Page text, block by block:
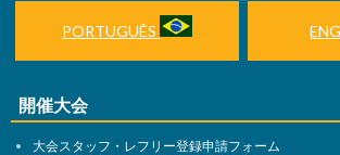
PORTUGUÊS
開催大会
大会スタッフ・レフリー登録申請フォーム